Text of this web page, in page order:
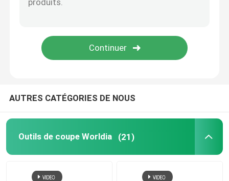
Tracement de la roue
Blancs de Pcd
Micro perceuse PCD
AUTRES CATÉGORIES DE NOUS
Outils de coupe Worldia (21)